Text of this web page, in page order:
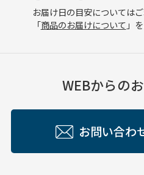
お届け日の目安については
「商品のお届けについて 」
WEBからの
お問い合わ